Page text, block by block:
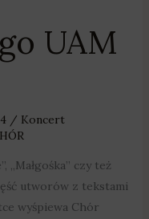
UAM
/ Koncert
„Małgośka” czy też
utworów z tekstami
wyśpiewa Chór